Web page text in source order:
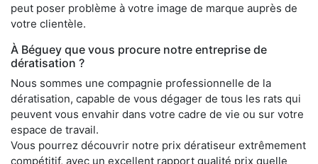
peut poser problème à votre image de marque auprès de
votre clientèle.
À Béguey que vous procure notre entreprise de
dératisation ?
Nous sommes une compagnie professionnelle de la
dératisation, capable de vous dégager de tous les rats qui
peuvent vous envahir dans votre cadre de vie ou sur votre
espace de travail.
Vous pourrez découvrir notre prix dératiseur extrêmement
compétitif, avec un excellent rapport qualité prix quelle